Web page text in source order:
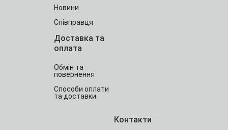
Новини
Співправця
Доставка та
оплата
Обмін та
повернення
Способи оплати
та доставки
Контакти